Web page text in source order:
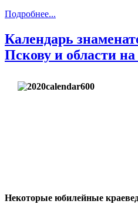
Подробнее...
Календарь
Пскову и области на
Некоторые юбилейные